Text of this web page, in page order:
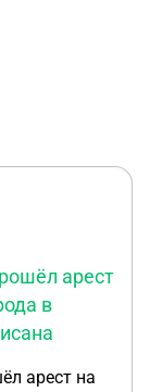
арест
в
арест на